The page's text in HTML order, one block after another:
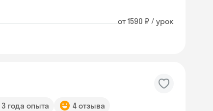
от 1590 ₽ / урок
3 года опыта 4 отзыва